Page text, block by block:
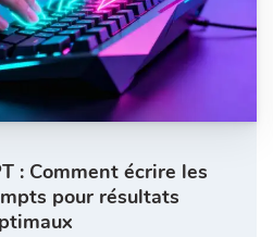
: Comment écrire les
pour résultats